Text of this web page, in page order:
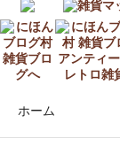
ホーム